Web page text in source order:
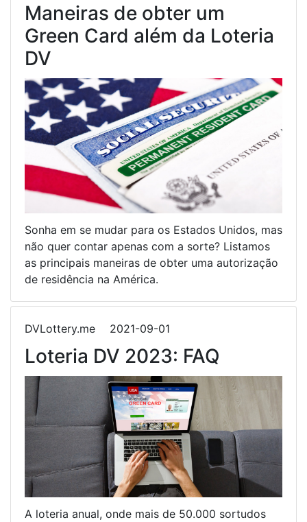
Maneiras de obter um
Green Card além da Loteria
DV
Sonha em se mudar para os Estados Unidos, mas
não quer contar apenas com a sorte? Listamos
as principais maneiras de obter uma autorização
de residência na América.
DVLottery.me 2021-09-01
Loteria DV 2023: FAQ
A loteria anual, onde mais de 50.000 sortudos